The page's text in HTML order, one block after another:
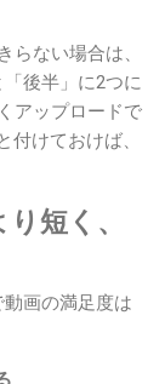
らない場合は、
「後半」に2つに
アップロードで
けておけば、
短く、
画の満足度は